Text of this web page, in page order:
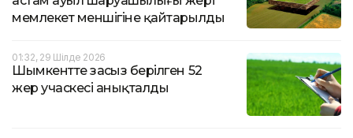
мемлекет меншігіне қайтарылды
01:32, 29 Шілде 2026
Шымкентте заңсыз берілген 52
жер учаскесі анықталды